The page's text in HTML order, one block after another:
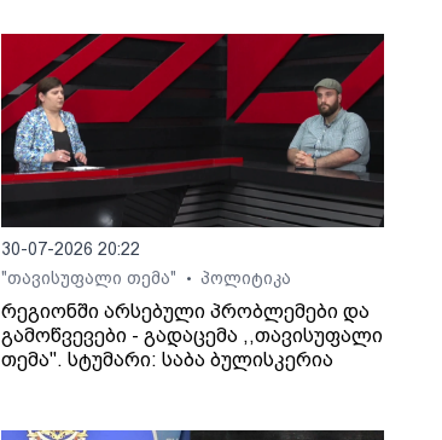
30-07-2026 20:22
"თავისუფალი თემა"
• პოლიტიკა
რეგიონში არსებული პრობლემები და
გამოწვევები - გადაცემა ,,თავისუფალი
თემა". სტუმარი: საბა ბულისკერია